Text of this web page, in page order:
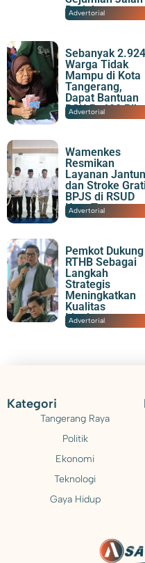
Berlubang
01/03/2026|20:18
Advertorial
Sebanyak 2.924
Warga Tidak
Mampu di Kota
Tangerang,
Dapat Bantuan
BSU Rp600
27/02/2026|
Advertorial
Wamenkes
Resmikan
Layanan
dan Stroke
BPJS di RSUD
Kota Tangerang
14/02/2026|15:34
Advertorial
Pemkot Dukung
RTHB Sebagai
Langkah
Strategis
Meningkatkan
Kualitas
Lingkungan
13/02/2026|21:03
Advertorial
Kategori
Tangerang Raya
Politik
Ekonomi
Teknologi
Gaya Hidup